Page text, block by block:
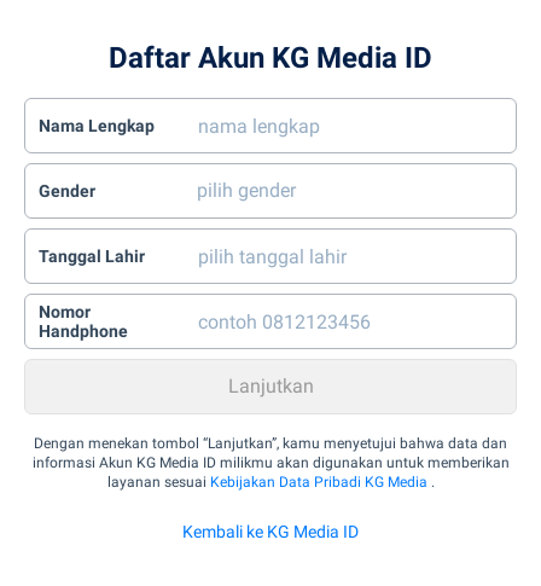
Daftar Akun KG Media ID
Nama Lengkap
Gender
Tanggal Lahir
Nomor
Handphone
Dengan menekan tombol “Lanjutkan”, kamu menyetujui bahwa data dan
informasi Akun KG Media ID milikmu akan digunakan untuk memberikan
layanan sesuai Kebijakan Data Pribadi KG Media .
Kembali ke KG Media ID